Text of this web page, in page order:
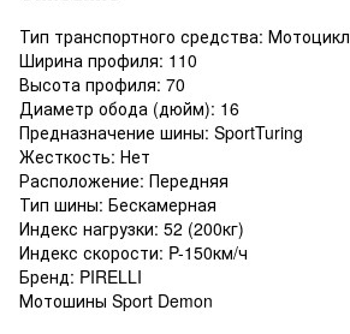
Тип транспортного средства: Мотоцикл
Ширина профиля: 110
Высота профиля: 70
Диаметр обода (дюйм): 16
Предназначение шины: SportTuring
Жесткость: Нет
Расположение: Передняя
Тип шины: Бескамерная
Индекс нагрузки: 52 (200кг)
Индекс скорости: P-150км/ч
Бренд: PIRELLI
Мотошины Sport Demon